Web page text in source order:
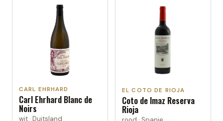
CARL EHRHARD
Carl Ehrhard Blanc de
Noirs
wit · Duitsland
EL COTO DE RIOJA
Coto de Imaz Reserva
Rioja